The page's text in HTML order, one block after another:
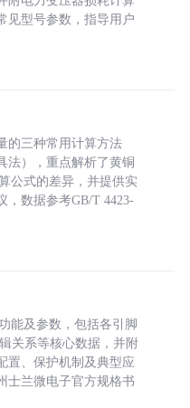
见型号参数，指导用户
的三种常用计算方法
法），重点解析了黄铜
公式的差异，并提供实
，数据参考GB/T 4423-
能及参数，包括各引脚
关系等核心数据，并附
置、保护机制及典型应
士兰微电子官方规格书